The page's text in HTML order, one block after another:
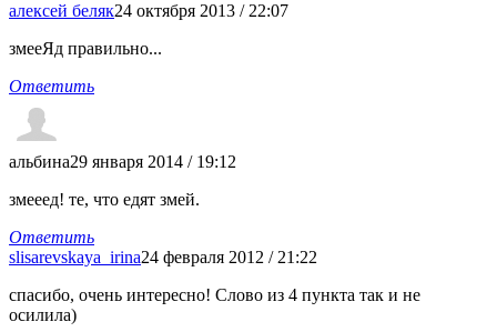
алексей беляк24 октября 2013 / 22:07
змееЯд правильно...
Ответить
альбина29 января 2014 / 19:12
змееед! те, что едят змей.
Ответить
slisarevskaya_irina24 февраля 2012 / 21:22
спасибо, очень интересно! Слово из 4 пункта так и не
осилила)